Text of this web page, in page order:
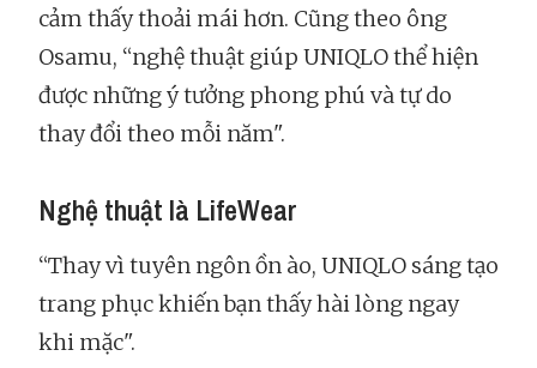
cảm thấy thoải mái hơn. Cũng theo ông
Osamu, “nghệ thuật giúp UNIQLO thể hiện
được những ý tưởng phong phú và tự do
thay đổi theo mỗi năm".
Nghệ thuật là LifeWear
“Thay vì tuyên ngôn ồn ào, UNIQLO sáng tạo
trang phục khiến bạn thấy hài lòng ngay
khi mặc".